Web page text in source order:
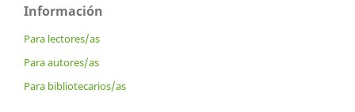
Información
Para lectores/as
Para autores/as
Para bibliotecarios/as